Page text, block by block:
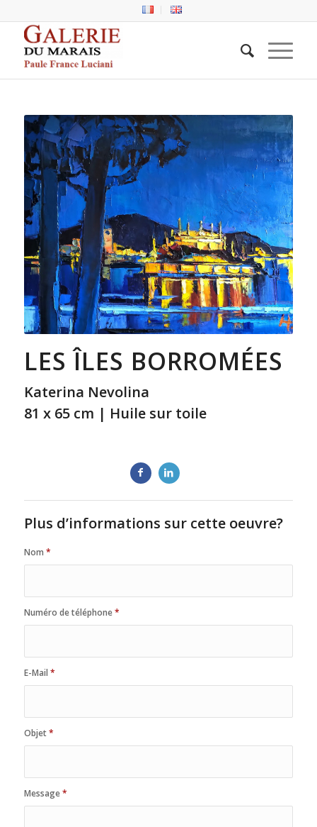
LES ÎLES BORROMÉES
Katerina Nevolina
81 x 65 cm | Huile sur toile
Plus d’informations sur cette oeuvre?
Nom *
Numéro de téléphone*
E-Mail *
Objet*
Message*